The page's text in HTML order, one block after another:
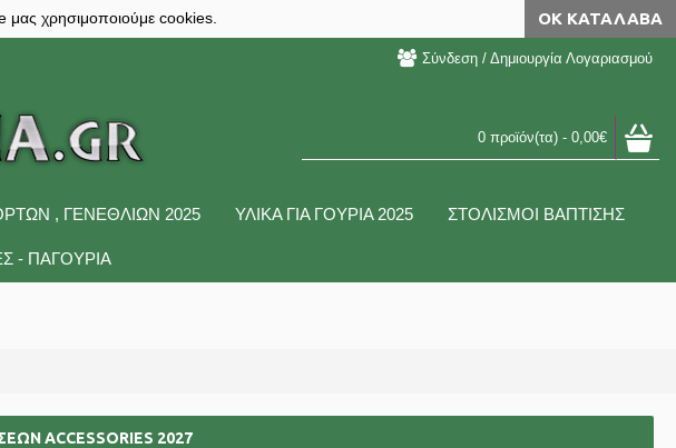
μας χρησιμοποιούμε cookies. ΟΚ ΚΑΤΆΛΑΒΑ
Σύνδεση / Δημιουργία Λογαριασμού
0 προϊόν(τα) - 0,00€
, ΓΕΝΕΘΛΊΩΝ 2025 ΥΛΙΚΑ ΓΙΑ ΓΟΥΡΙΑ 2025 ΣΤΟΛΙΣΜΟΙ ΒΑΠΤΙΣΗΣ
- ΠΑΓΟΥΡΙΑ
ACCESSORIES 2027